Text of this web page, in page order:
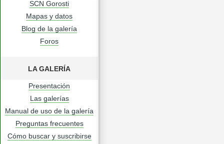
SCN Gorosti
Mapas y datos
Blog de la galería
Foros
LA GALERÍA
Presentación
Las galerías
Manual de uso de la galería
Preguntas frecuentes
Cómo buscar y suscribirse